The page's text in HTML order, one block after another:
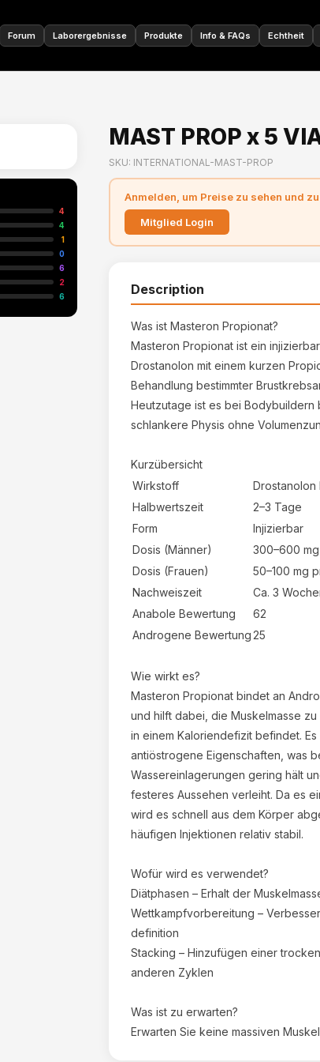
Forum Laborergebnisse Produkte Info & FAQs Echtheit
4
4
1
0
6
2
6
MAST PROP x 5
SKU: INTERNATIONAL-MAST-PROP
Anmelden, um Preise zu sehen und
Mitglied Login
Description
Was ist Masteron Propionat?
Masteron Propionat ist ein
Drostanolon mit einem kurzen
Behandlung bestimmter
Heutzutage ist es bei Bodybuildern
schlankere Physis ohne
Kurzübersicht
Wirkstoff
Drostanolon
Halbwertszeit
2–3 Tage
Form
Injizierbar
Dosis (Männer)
300–600
Dosis (Frauen)
50–100 mg
Nachweiszeit
Ca. 3
Anabole Bewertung
62
Androgene Bewertung 25
Wie wirkt es?
Masteron Propionat bindet an
und hilft dabei, die Muskelmasse
in einem Kaloriendefizit befindet.
antiöstrogene Eigenschaften, was
Wassereinlagerungen gering hält
festeres Aussehen verleiht. Da es
wird es schnell aus dem Körper
häufigen Injektionen relativ stabil.
Wofür wird es verwendet?
Diätphasen – Erhalt der
Wettkampfvorbereitung –
definition
Stacking – Hinzufügen einer
anderen Zyklen
Was ist zu erwarten?
Erwarten Sie keine massiven